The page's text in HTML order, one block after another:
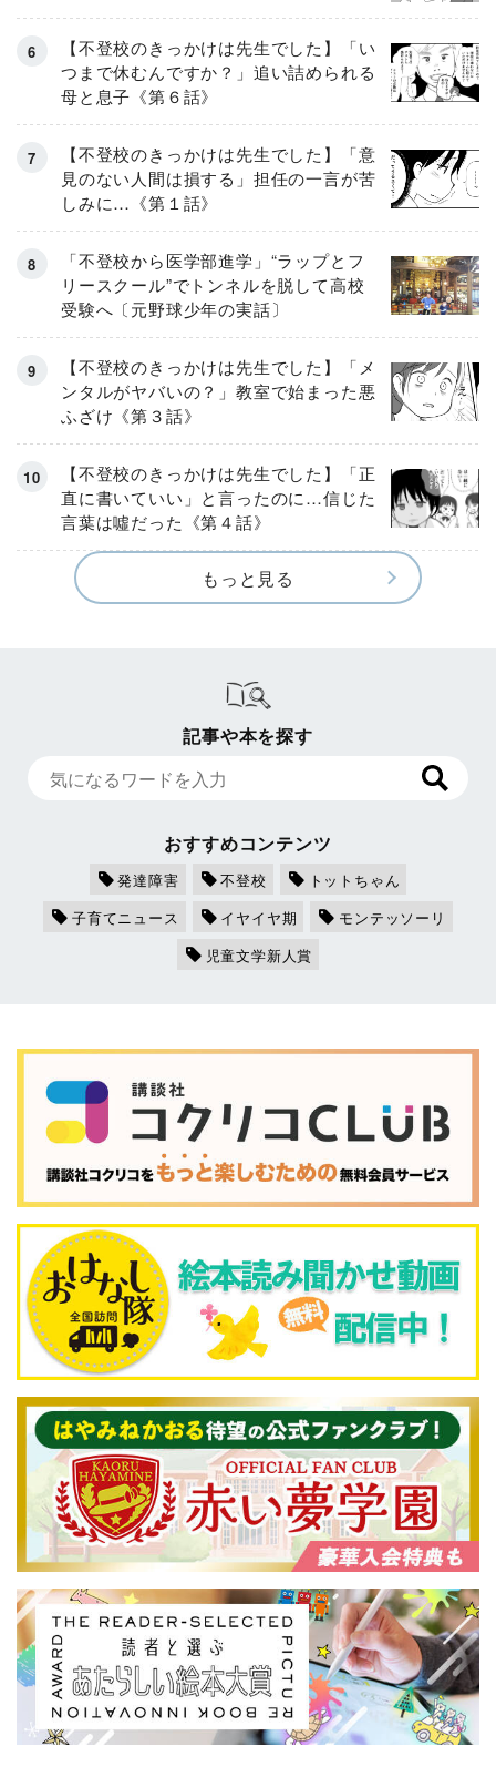
【不登校のきっかけは先生でした】「い
つまで休むんですか？」追い詰められる
母と息子《第６話》
【不登校のきっかけは先生でした】「意
見のない人間は損する」担任の一言が苦
しみに…《第１話》
「不登校から医学部進学」“ラップとフ
リースクール”でトンネルを脱して高校
受験へ〔元野球少年の実話〕
【不登校のきっかけは先生でした】「メ
ンタルがヤバいの？」教室で始まった悪
ふざけ《第３話》
【不登校のきっかけは先生でした】「正
直に書いていい」と言ったのに…信じた
言葉は噓だった《第４話》
もっと見る
記事や本を探す
おすすめコンテンツ
発達障害 不登校
トットちゃん
子育てニュース
イヤイヤ期
モンテッソーリ
児童文学新人賞